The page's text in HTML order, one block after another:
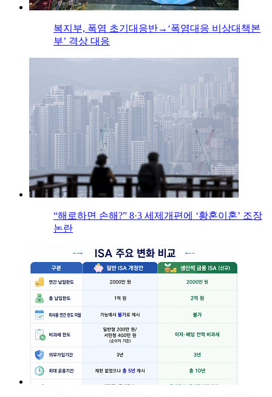
복지부, 폭염 초기대응반→‘폭염대응 비상대책본
부’ 격상 대응
“해로하면 손해?” 8·3 세제개편에 ‘황혼이혼’ 조장
논란